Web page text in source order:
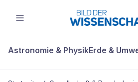
Astronomie & PhysikErde &